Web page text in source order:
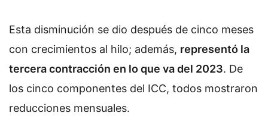
Esta disminución se dio después de cinco meses
con crecimientos al hilo; además, representó la
tercera contracción en lo que va del 2023. De
los cinco componentes del ICC, todos mostraron
reducciones mensuales.